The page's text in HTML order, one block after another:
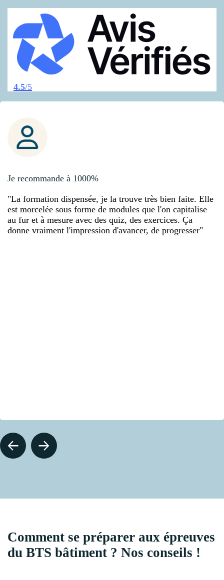
4.5/5
Je recommande à 1000%
"La formation dispensée, je la trouve très bien faite. Elle
est morcelée sous forme de modules que l'on capitalise
au fur et à mesure avec des quiz, des exercices. Ça
donne vraiment l'impression d'avancer, de progresser"
Comment se préparer aux épreuves
du BTS bâtiment ? Nos conseils !